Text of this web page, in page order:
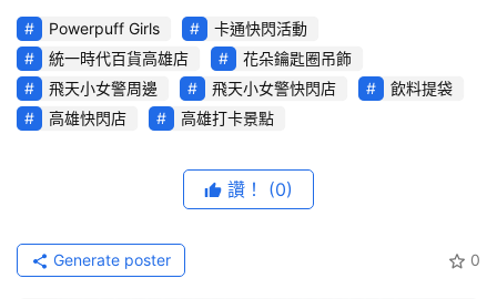
界
玩
C
A
R
警大戰魔人啾啾」的精彩對決主題場景，也別忘了到趣味十
足「超Q凸面鏡」留下有趣畫面唷！店內同步推出近40款新
品，不論是被花瓣包圍的三姐妹造型「吊飾零錢包」幫零錢
找個家，又或是有著多金公主與魔人啾啾等圖樣的六款「
飾的三款「編織包」，把各種隨身小物通通裝進去，粉絲
們，快來把溫暖與力量帶進每一天的生活中。
七大打卡點拍起來！「愛心合影框」、「飛天小女警大戰魔
Powerpuff Girls
卡通快閃活動
統一時代百貨高雄店
花朵鑰匙圈吊飾
飛天小女警周邊
飛天小女警快閃店
飲料提袋
高雄快閃店
高雄打卡景點
讚！ (0)
0
Generate poster